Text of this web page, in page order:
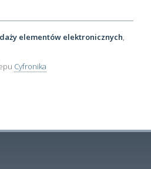
elementów elektronicznych
Cyfronika